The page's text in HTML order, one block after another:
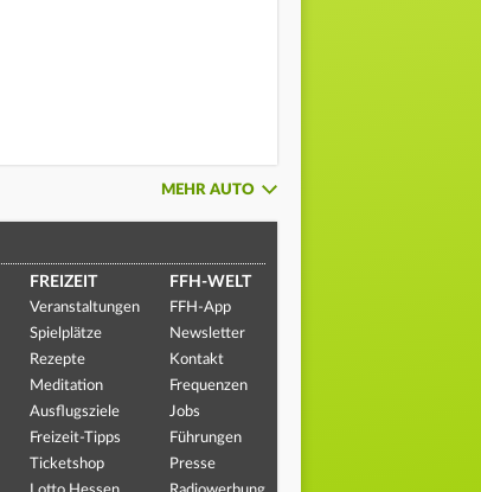
MEHR AUTO
FREIZEIT
Veranstaltungen
Spielplätze
Rezepte
Meditation
Ausflugsziele
Freizeit-Tipps
Ticketshop
FFH-WELT
FFH-App
Newsletter
Kontakt
Frequenzen
Jobs
Führungen
Presse